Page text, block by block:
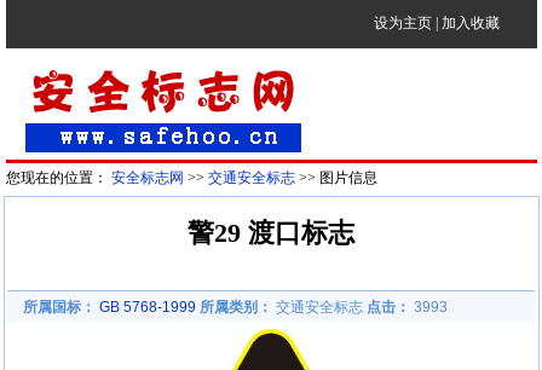
设为主页 加入收藏
您现在的位置： 安全标志网 >> 交通安全标志>> 图片信息
警29 渡口标志
所属国标： GB 5768-1999 所属类别： 交通安全标志 点击： 3993